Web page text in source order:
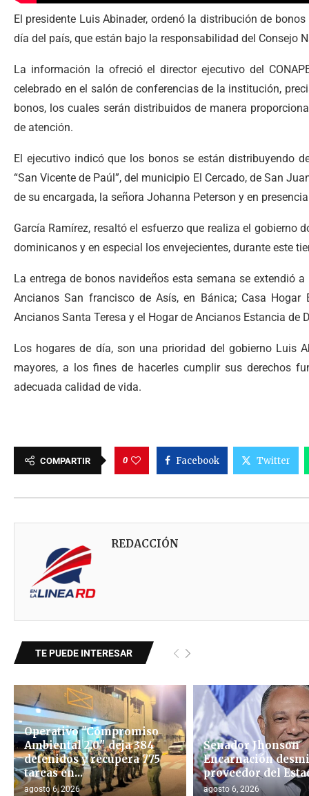
El presidente Luis Abinader, ordenó la distribución de
día del país, que están bajo la responsabilidad del Consejo
La información la ofreció el director ejecutivo del
celebrado en el salón de conferencias de la institución,
bonos, los cuales serán distribuidos de manera
de atención.
El ejecutivo indicó que los bonos se están distribuyendo
“San Vicente de Paúl”, del municipio El Cercado, de San
de su encargada, la señora Johanna Peterson y en
García Ramírez, resaltó el esfuerzo que realiza el gobierno
dominicanos y en especial los envejecientes, durante este
La entrega de bonos navideños esta semana se extendió
Ancianos San francisco de Asís, en Bánica; Casa
Ancianos Santa Teresa y el Hogar de Ancianos Estancia de
Los hogares de día, son una prioridad del gobierno Luis
mayores, a los fines de hacerles cumplir sus derechos
adecuada calidad de vida.
COMPARTIR 0 Facebook Twitter
REDACCIÓN
TE PUEDE INTERESAR
Operativo "Compromiso
Ambiental 2.0″ deja 384
detenidos y recupera 775
tareas en...
agosto 6, 2026
Senador Jhonson
Encarnación
proveedor del
agosto 6, 2026